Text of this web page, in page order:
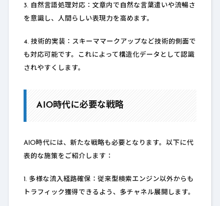
3. 自然言語処理対応：文章内で自然な言葉遣いや流暢さ
を意識し、人間らしい表現力を高めます。
4. 技術的実装：スキーママークアップなど技術的側面で
も対応可能です。これによって構造化データとして認識
されやすくします。
AIO時代に必要な戦略
AIO時代には、新たな戦略も必要となります。以下に代
表的な施策をご紹介します：
1. 多様な流入経路確保：従来型検索エンジン以外からも
トラフィック獲得できるよう、多チャネル展開します。